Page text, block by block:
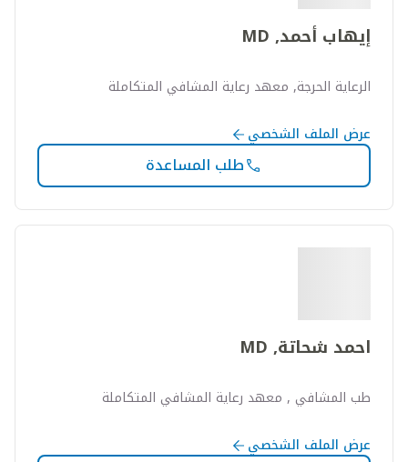
إيهاب أحمد, MD
الرعاية الحرجة, معهد رعاية المشافي المتكاملة
عرض الملف الشخصي
طلب المساعدة
احمد شحاتة, MD
طب المشافي , معهد رعاية المشافي المتكاملة
عرض الملف الشخصي